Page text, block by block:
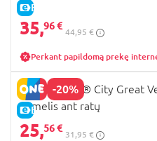
E-KAINA
35,96 €
44,95 €
Perkant papildomą prekę
-20%
E-KAINA
60454 LEGO® City Great
namelis ant ratų
25,56 €
31,95 €